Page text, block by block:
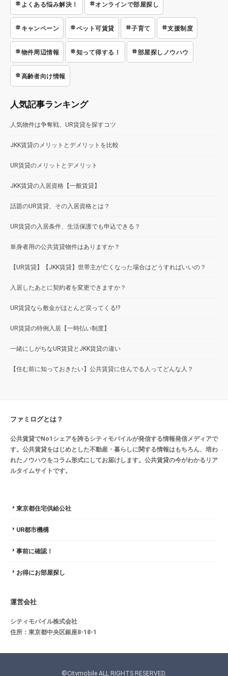
よくある悩み解決！ オンラインで部屋探し
キャンペーン ペット可賃貸 子育て 支援制度
物件周辺情報 知って得する！ 部屋探しノウハウ
高齢者向け情報
人気記事ランキング
人気物件は争奪戦、UR賃貸を探すコツ
JKK賃貸のメリットとデメリットを比較
UR賃貸のメリットとデメリット
JKK賃貸の入居資格【一般賃貸】
話題のUR賃貸、その入居資格とは？
UR賃貸の入居条件、生活保護でも申込できる？
単身者用の公共賃貸物件はありますか？
【UR賃貸】【JKK賃貸】世帯主が亡くなった場合はどうすればいいの？
入居したあとに契約者を変更できますか？
UR賃貸なら敷金がほとんど戻ってくる!?
UR賃貸の特例入居【一時払い制度】
一緒にしがちなUR賃貸とJKK賃貸の違い
【住む前に知っておきたい】公共賃貸に住んでる人ってどんな人？
ファミログとは？
公共賃貸でNo1シェアを誇るシティモバイルが発信する情報発信メディアで
す。公共賃貸をはじめとした不動産・暮らしに関する情報はもちろん、培わ
れたノウハウをコラム形式にしてお届けします。公共賃貸の今がわかるリア
ルタイムサイトです。
東京都住宅供給公社
UR都市機構
事前に確認！
お得にお部屋探し
運営会社
シティモバイル株式会社
住所：東京都中央区銀座8-18-1
©Citymobile ALL RIGHTS RESERVED.